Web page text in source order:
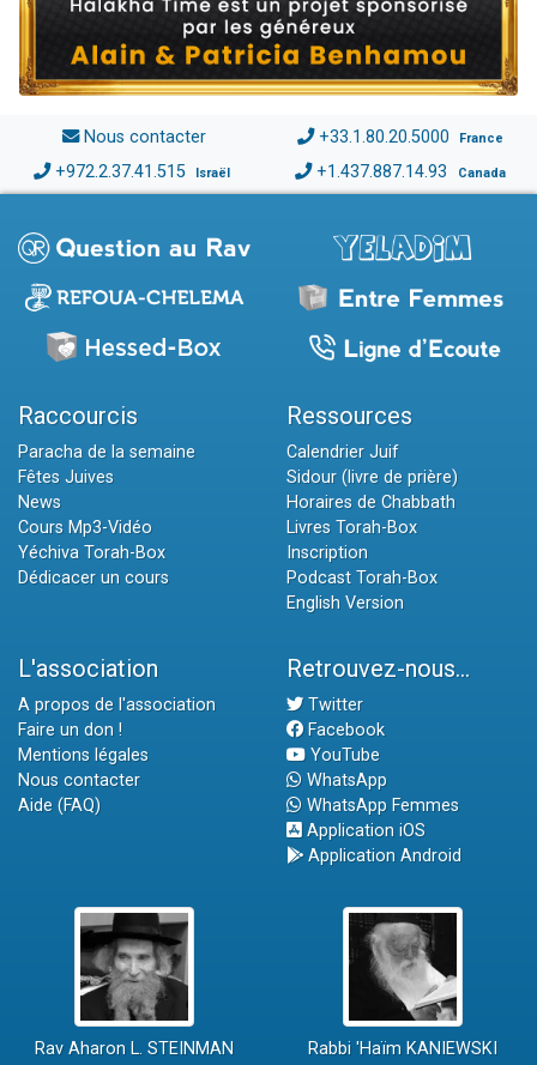
Nous contacter +33.1.80.20.5000 France
+972.2.37.41.515 Israël +1.437.887.14.93 Canada
Raccourcis
Paracha de la semaine
Fêtes Juives
News
Cours Mp3-Vidéo
Yéchiva Torah-Box
Dédicacer un cours
Ressources
Calendrier Juif
Sidour (livre de prière)
Horaires de Chabbath
Livres Torah-Box
Inscription
Podcast Torah-Box
English Version
L'association
A propos de l'association
Faire un don !
Mentions légales
Nous contacter
Aide (FAQ)
Retrouvez-nous...
Twitter
Facebook
YouTube
WhatsApp
WhatsApp Femmes
Application iOS
Application Android
Rav Aharon L. STEINMAN Rabbi 'Haïm KANIEWSKI